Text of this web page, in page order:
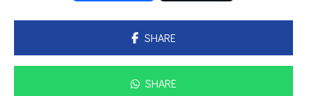
SHARE
SHARE